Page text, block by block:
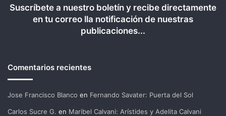
Suscríbete a nuestro boletín y recibe directamente
en tu correo lla notificación de nuestras
publicaciones...
Comentarios recientes
Jose Francisco Blanco en Fernando Savater: Puerta del Sol
Carlos Sucre G. en Maribel Calvani: Arístides y Adelita Calvani